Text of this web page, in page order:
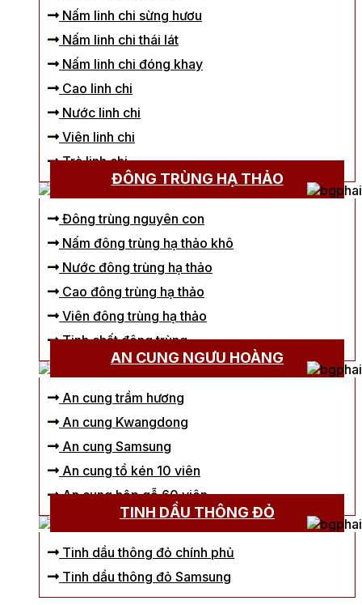
Nấm linh chi sừng hươu
Nấm linh chi thái lát
Nấm linh chi đóng khay
Cao linh chi
Nước linh chi
Viên linh chi
Trà linh chi
ĐÔNG TRÙNG HẠ THẢO
Đông trùng nguyên con
Nấm đông trùng hạ thảo khô
Nước đông trùng hạ thảo
Cao đông trùng hạ thảo
Viên đông trùng hạ thảo
Tinh chất đông trùng
AN CUNG NGƯU HOÀNG
An cung trầm hương
An cung Kwangdong
An cung Samsung
An cung tổ kén 10 viên
An cung hộp gỗ 60 viên
TINH DẦU THÔNG ĐỎ
Tinh dầu thông đỏ chính phủ
Tinh dầu thông đỏ Samsung